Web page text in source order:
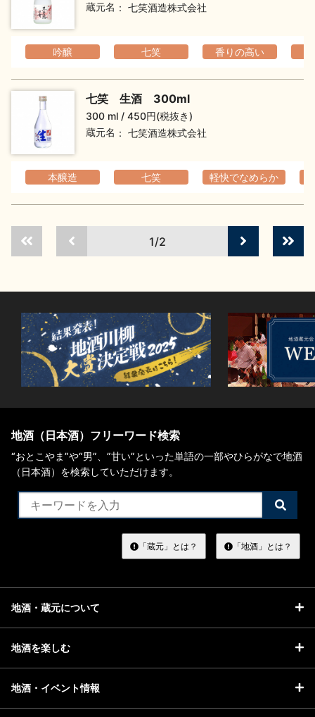
蔵元名
七笑酒造株式会社
吟醸 七笑 香りの高い
七笑 生酒 300ml
300 ml
450円(税抜き)
蔵元名
七笑酒造株式会社
本醸造 七笑 軽快でなめらか
1/2
地酒（日本酒）フリーワード検索
“おとこやま”や“男”、”甘い”といった単語の一部やひらがなで地酒
（日本酒）を検索していただけます。
検
索
す
る
「蔵元」とは？ 「地酒」とは？
地酒・蔵元について
地酒を楽しむ
地酒・イベント情報